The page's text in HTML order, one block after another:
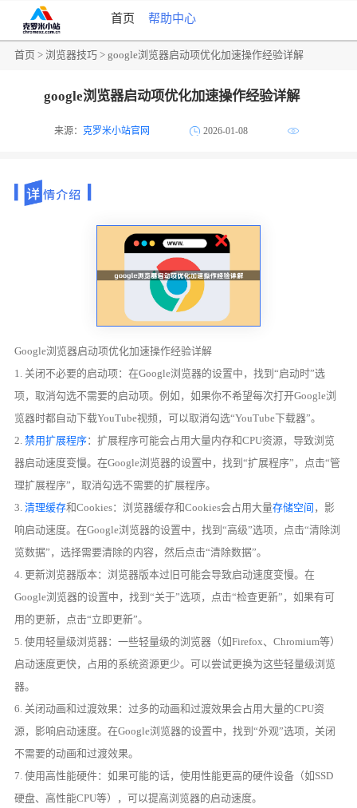
首页 帮助中心
首页 >浏览器技巧 > google浏览器启动项优化加速操作经验详解
google浏览器启动项优化加速操作经验详解
来源：克罗米小站官网 2026-01-08
Google浏览器启动项优化加速操作经验详解
1. 关闭不必要的启动项：在Google浏览器的设置中，找到“启动时”选
项，取消勾选不需要的启动项。例如，如果你不希望每次打开Google浏
览器时都自动下载YouTube视频，可以取消勾选“YouTube下载器”。
2.禁用扩展程序：扩展程序可能会占用大量内存和CPU资源，导致浏览
器启动速度变慢。在Google浏览器的设置中，找到“扩展程序”，点击“管
理扩展程序”，取消勾选不需要的扩展程序。
3.清理缓存和Cookies：浏览器缓存和Cookies会占用大量存储空间 ，影
响启动速度。在Google浏览器的设置中，找到“高级”选项，点击“清除浏
览数据”，选择需要清除的内容，然后点击“清除数据”。
4. 更新浏览器版本：浏览器版本过旧可能会导致启动速度变慢。在
Google浏览器的设置中，找到“关于”选项，点击“检查更新”，如果有可
用的更新，点击“立即更新”。
5. 使用轻量级浏览器：一些轻量级的浏览器（如Firefox、Chromium等）
启动速度更快，占用的系统资源更少。可以尝试更换为这些轻量级浏览
器。
6. 关闭动画和过渡效果：过多的动画和过渡效果会占用大量的CPU资
源，影响启动速度。在Google浏览器的设置中，找到“外观”选项，关闭
不需要的动画和过渡效果。
7. 使用高性能硬件：如果可能的话，使用性能更高的硬件设备（如SSD
硬盘、高性能CPU等），可以提高浏览器的启动速度。